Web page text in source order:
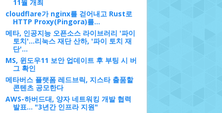
11월 개최
cloudflare가 nginx를 걷어내고 Rust로
HTTP Proxy(Pingora)를...
메타, 인공지능 오픈소스 라이브러리 '파이
토치'...리눅스 재단 산하, '파이 토치 재
단'...
MS, 윈도우11 보안 업데이트 후 부팅 시 버
그 확인
메타버스 플랫폼 레드브릭, 지스타 출품할
콘텐츠 공모한다
AWS-하버드대, 양자 네트워킹 개발 협력
발표… "3년간 인프라 지원"